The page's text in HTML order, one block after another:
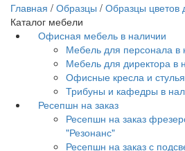
Главная / Образцы / Образцы цветов
Каталог мебели
Офисная мебель в наличии
Мебель для персонала в
Мебель для директора в
Офисные кресла и
Трибуны и кафедры в
Ресепшн на заказ
Ресепшн на заказ
"Резонанс"
Ресепшн на заказ с